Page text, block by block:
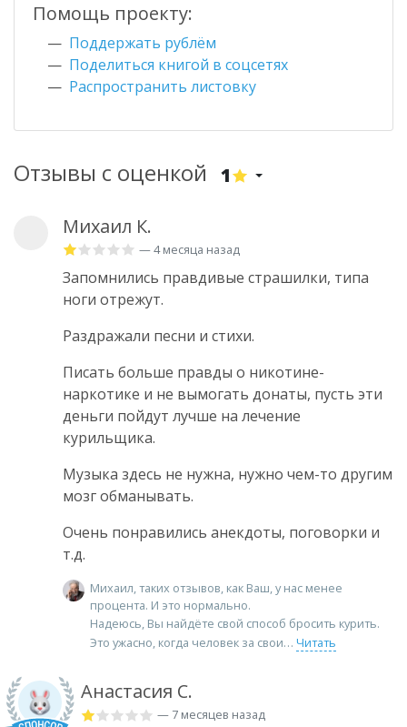
Отзывы с оценкой 1
Михаил К.
— 4 месяца назад
Запомнились правдивые страшилки, типа
ноги отрежут.
Раздражали песни и стихи.
Писать больше правды о никотине-
наркотике и не вымогать донаты, пусть эти
деньги пойдут лучше на лечение
курильщика.
Музыка здесь не нужна, нужно чем-то другим
мозг обманывать.
Очень понравились анекдоты, поговорки и
т.д.
Михаил, таких отзывов, как Ваш, у нас менее
процента. И это нормально.
Надеюсь, Вы найдёте свой способ бросить курить.
Это ужасно, когда человек за свои
Читать
Анастасия С.
— 7 месяцев назад
Помощь проекту:
Поддержать рублём
Поделиться книгой в соцсетях
Распространить листовку